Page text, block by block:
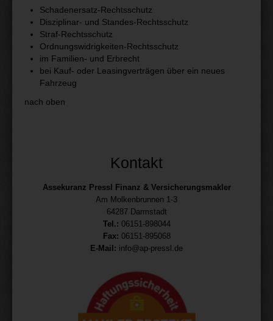
Schadenersatz-Rechtsschutz
Disziplinar- und Standes-Rechtsschutz
Straf-Rechtsschutz
Ordnungswidrigkeiten-Rechtsschutz
im Familien- und Erbrecht
bei Kauf- oder Leasingverträgen über ein neues
Fahrzeug
nach oben
Kontakt
Assekuranz Pressl Finanz & Versicherungsmakler
Am Molkenbrunnen 1-3
64287 Darmstadt
Tel.: 06151-898044
Fax: 06151-895068
E-Mail: info@ap-pressl.de